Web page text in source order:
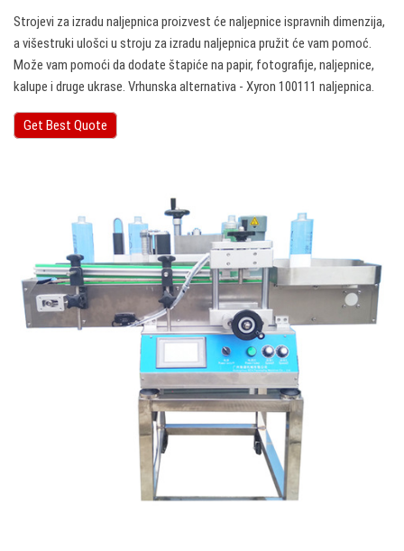
Strojevi za izradu naljepnica proizvest će naljepnice ispravnih dimenzija,
a višestruki ulošci u stroju za izradu naljepnica pružit će vam pomoć.
Može vam pomoći da dodate štapiće na papir, fotografije, naljepnice,
kalupe i druge ukrase. Vrhunska alternativa - Xyron 100111 naljepnica.
Get Best Quote